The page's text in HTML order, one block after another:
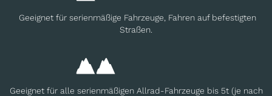
Geeignet für serienmäßige Fahrzeuge, Fahren auf befestigten
Straßen.
Geeignet für alle serienmäßigen Allrad-Fahrzeuge bis 5t (je nach